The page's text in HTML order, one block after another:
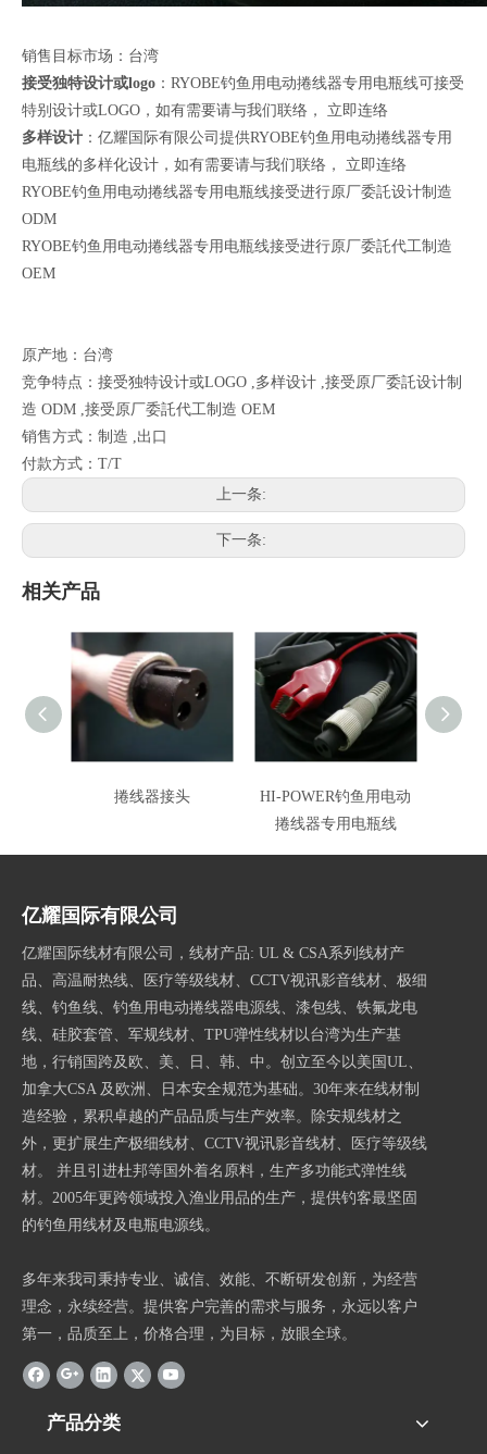
销售目标市场：台湾
接受独特设计或logo ：RYOBE钓鱼用电动捲线器专用电瓶线可接受
特别设计或LOGO，如有需要请与我们联络， 立即连络
多样设计 ：亿耀国际有限公司提供RYOBE钓鱼用电动捲线器专用
电瓶线的多样化设计，如有需要请与我们联络， 立即连络
RYOBE钓鱼用电动捲线器专用电瓶线接受进行原厂委託设计制造
ODM
RYOBE钓鱼用电动捲线器专用电瓶线接受进行原厂委託代工制造
OEM
原产地：台湾
竞争特点：接受独特设计或LOGO ,多样设计 ,接受原厂委託设计制
造 ODM ,接受原厂委託代工制造 OEM
销售方式：制造 ,出口
付款方式：T/T
上一条:
下一条:
相关产品
捲线器接头
HI-POWER钓鱼用电动
捲线器专用电瓶线
亿耀国际有限公司
亿耀国际线材有限公司，线材产品: UL & CSA系列线材产
品、高温耐热线、医疗等级线材、CCTV视讯影音线材、极细
线、钓鱼线、钓鱼用电动捲线器电源线、漆包线、铁氟龙电
线、硅胶套管、军规线材、TPU弹性线材以台湾为生产基
地，行销国跨及欧、美、日、韩、中。创立至今以美国UL、
加拿大CSA 及欧洲、日本安全规范为基础。30年来在线材制
造经验，累积卓越的产品品质与生产效率。除安规线材之
外，更扩展生产极细线材、CCTV视讯影音线材、医疗等级线
材。 并且引进杜邦等国外着名原料，生产多功能式弹性线
材。2005年更跨领域投入渔业用品的生产，提供钓客最坚固
的钓鱼用线材及电瓶电源线。
多年来我司秉持专业、诚信、效能、不断研发创新，为经营
理念，永续经营。提供客户完善的需求与服务，永远以客户
第一，品质至上，价格合理，为目标，放眼全球。
产品分类